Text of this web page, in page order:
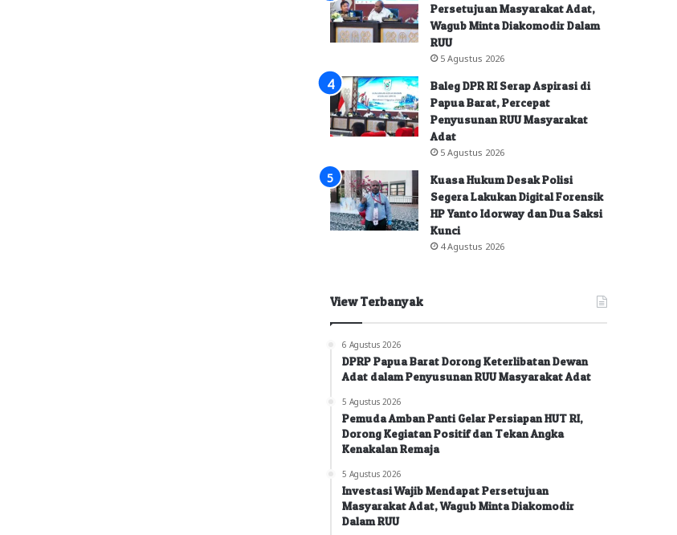
Persetujuan Masyarakat Adat,
Wagub Minta Diakomodir Dalam
RUU
5 Agustus 2026
Baleg DPR RI Serap Aspirasi di
Papua Barat, Percepat
Penyusunan RUU Masyarakat
Adat
5 Agustus 2026
Kuasa Hukum Desak Polisi
Segera Lakukan Digital Forensik
HP Yanto Idorway dan Dua Saksi
Kunci
4 Agustus 2026
View Terbanyak
6 Agustus 2026
DPRP Papua Barat Dorong Keterlibatan Dewan
Adat dalam Penyusunan RUU Masyarakat Adat
5 Agustus 2026
Pemuda Amban Panti Gelar Persiapan HUT RI,
Dorong Kegiatan Positif dan Tekan Angka
Kenakalan Remaja
5 Agustus 2026
Investasi Wajib Mendapat Persetujuan
Masyarakat Adat, Wagub Minta Diakomodir
Dalam RUU